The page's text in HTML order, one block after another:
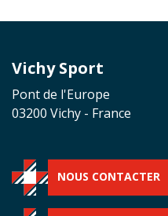
Vichy Sport
Pont de l'Europe
03200 Vichy - France
NOUS CONTACTER